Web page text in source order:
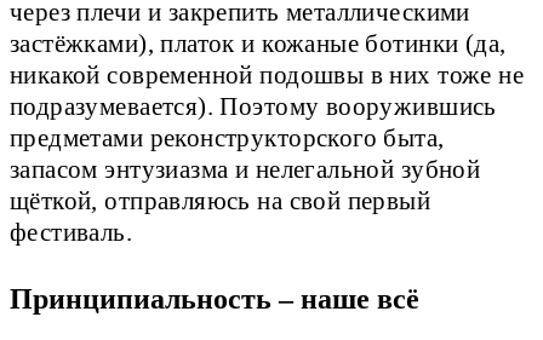
через плечи и закрепить металлическими
застёжками), платок и кожаные ботинки (да,
никакой современной подошвы в них тоже не
подразумевается). Поэтому вооружившись
предметами реконструкторского быта,
запасом энтузиазма и нелегальной зубной
щёткой, отправляюсь на свой первый
фестиваль.
Принципиальность – наше всё